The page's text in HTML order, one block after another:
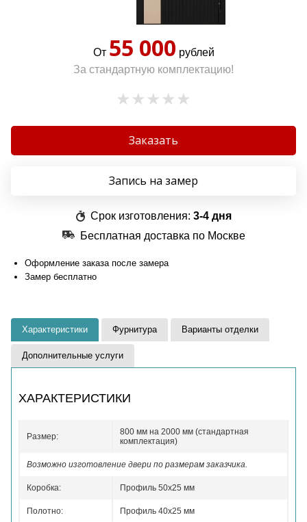
От 55 000 рублей
За стандартную комплектацию!
Заказать
Запись на замер
Срок изготовления: 3-4 дня
Бесплатная доставка по Москве
Оформление заказа после замера
Замер бесплатно
Характеристики Фурнитура Варианты отделки
Дополнительные услуги
ХАРАКТЕРИСТИКИ
Размер:
800 мм на 2000 мм (стандартная
комплектация)
Возможно изготовление двери по размерам заказчика.
Коробка: Профиль 50x25 мм
Полотно: Профиль 40x25 мм